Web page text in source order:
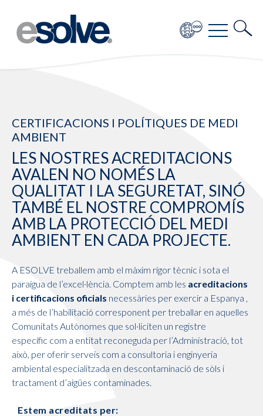
CERTIFICACIONS I POLÍTIQUES DE MEDI
AMBIENT
LES NOSTRES ACREDITACIONS
AVALEN NO NOMÉS LA
QUALITAT I LA SEGURETAT, SINÓ
TAMBÉ EL NOSTRE COMPROMÍS
AMB LA PROTECCIÓ DEL MEDI
AMBIENT EN CADA PROJECTE.
A ESOLVE treballem amb el màxim rigor tècnic i sota el
paraigua de l’excel·lència. Comptem amb les acreditacions
i certificacions oficials necessàries per exercir a Espanya ,
a més de l’habilitació corresponent per treballar en aquelles
Comunitats Autònomes que sol·liciten un registre
específic com a entitat reconeguda per l’Administració, tot
això, per oferir serveis com a consultoria i enginyeria
ambiental especialitzada en descontaminació de sòls i
tractament d’aigües contaminades.
Estem acreditats per: